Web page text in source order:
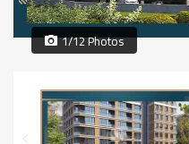
1/12 Photos